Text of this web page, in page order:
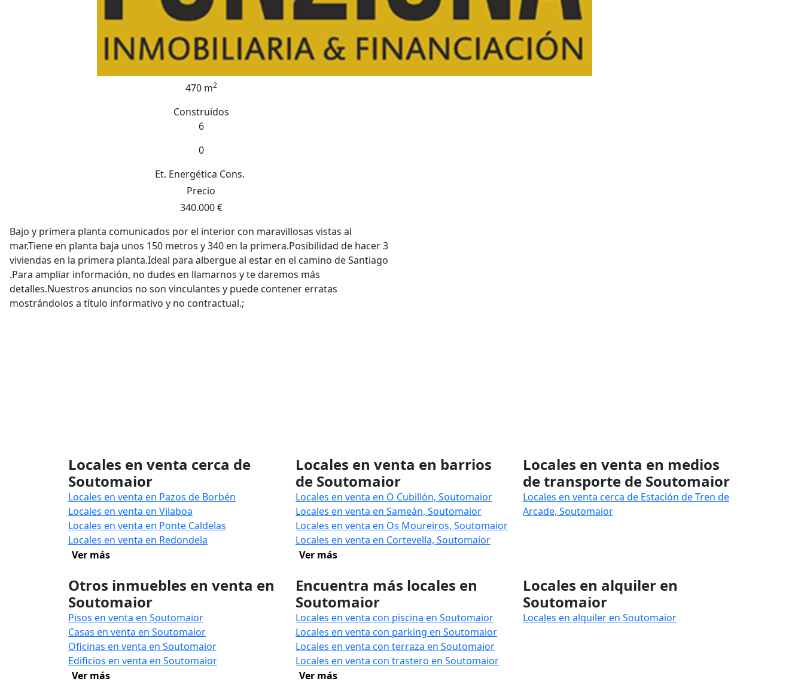
470 m2
Construidos
6
0
Et. Energética Cons.
Precio
340.000 €
Bajo y primera planta comunicados por el interior con maravillosas vistas al
mar.Tiene en planta baja unos 150 metros y 340 en la primera.Posibilidad de hacer 3
viviendas en la primera planta.Ideal para albergue al estar en el camino de Santiago
.Para ampliar información, no dudes en llamarnos y te daremos más
detalles.Nuestros anuncios no son vinculantes y puede contener erratas
mostrándolos a título informativo y no contractual.;
Locales en venta cerca de
Soutomaior
Locales en venta en Pazos de Borbén
Locales en venta en Vilaboa
Locales en venta en Ponte Caldelas
Locales en venta en Redondela
Ver más
Locales en venta en barrios
de Soutomaior
Locales en venta en O Cubillón, Soutomaior
Locales en venta en Sameán, Soutomaior
Locales en venta en Os Moureiros, Soutomaior
Locales en venta en Cortevella, Soutomaior
Ver más
Locales en venta en medios
de transporte de Soutomaior
Locales en venta cerca de Estación de Tren de
Arcade, Soutomaior
Otros inmuebles en venta en
Soutomaior
Pisos en venta en Soutomaior
Casas en venta en Soutomaior
Oficinas en venta en Soutomaior
Edificios en venta en Soutomaior
Ver más
Encuentra más locales en
Soutomaior
Locales en venta con piscina en Soutomaior
Locales en venta con parking en Soutomaior
Locales en venta con terraza en Soutomaior
Locales en venta con trastero en Soutomaior
Ver más
Locales en alquiler en
Soutomaior
Locales en alquiler en Soutomaior